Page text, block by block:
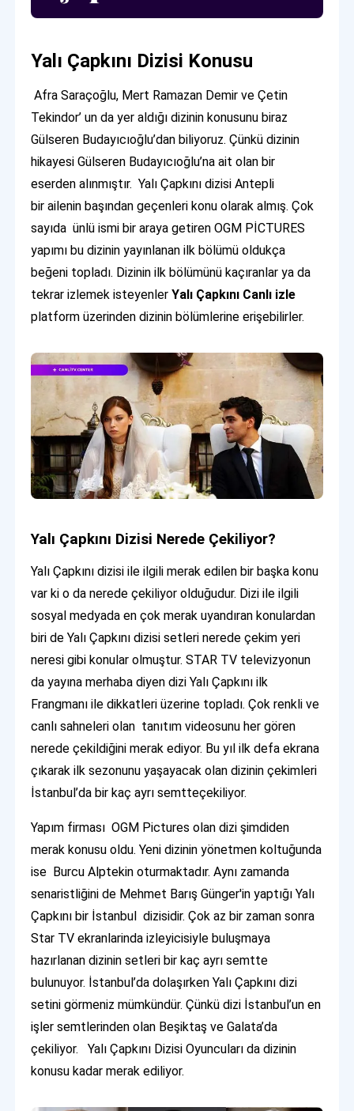
Yalı Çapkını Dizisi Konusu
Afra Saraçoğlu, Mert Ramazan Demir ve Çetin
Tekindor’ un da yer aldığı dizinin konusunu biraz
Gülseren Budayıcıoğlu’dan biliyoruz. Çünkü dizinin
hikayesi Gülseren Budayıcıoğlu’na ait olan bir
eserden alınmıştır. Yalı Çapkını dizisi Antepli
bir ailenin başından geçenleri konu olarak almış. Çok
sayıda ünlü ismi bir araya getiren OGM PİCTURES
yapımı bu dizinin yayınlanan ilk bölümü oldukça
beğeni topladı. Dizinin ilk bölümünü kaçıranlar ya da
tekrar izlemek isteyenlerYalı Çapkını Canlı izle
platform üzerinden dizinin bölümlerine erişebilirler.
Yalı Çapkını Dizisi Nerede Çekiliyor?
Yalı Çapkını dizisi ile ilgili merak edilen bir başka konu
var ki o da nerede çekiliyor olduğudur. Dizi ile ilgili
sosyal medyada en çok merak uyandıran konulardan
biri de Yalı Çapkını dizisi setleri nerede çekim yeri
neresi gibi konular olmuştur. STAR TV televizyonun
da yayına merhaba diyen dizi Yalı Çapkını ilk
Frangmanı ile dikkatleri üzerine topladı. Çok renkli ve
canlı sahneleri olan tanıtım videosunu her gören
nerede çekildiğini merak ediyor. Bu yıl ilk defa ekrana
çıkarak ilk sezonunu yaşayacak olan dizinin çekimleri
İstanbul’da bir kaç ayrı semtteçekiliyor.
Yapım firması OGM Pictures olan dizi şimdiden
merak konusu oldu. Yeni dizinin yönetmen koltuğunda
ise Burcu Alptekin oturmaktadır. Aynı zamanda
senaristliğini de Mehmet Barış Günger'in yaptığı Yalı
Çapkını bir İstanbul dizisidir. Çok az bir zaman sonra
Star TV ekranlarinda izleyicisiyle buluşmaya
hazırlanan dizinin setleri bir kaç ayrı semtte
bulunuyor. İstanbul’da dolaşırken Yalı Çapkını dizi
setini görmeniz mümkündür. Çünkü dizi İstanbul’un en
işler semtlerinden olan Beşiktaş ve Galata’da
çekiliyor. Yalı Çapkını Dizisi Oyuncuları da dizinin
konusu kadar merak ediliyor.